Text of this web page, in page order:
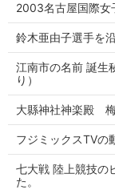
2003名古屋国際
鈴木亜由子選手を
江南市の名前 誕
り）
大縣神社神楽殿
フジミックスTVの
七大戦 陸上競技の
た。